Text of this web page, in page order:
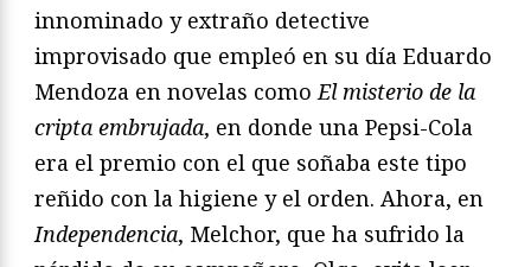
innominado y extraño detective
improvisado que empleó en su día Eduardo
Mendoza en novelas como El misterio de la
cripta embrujada, en donde una Pepsi-Cola
era el premio con el que soñaba este tipo
reñido con la higiene y el orden. Ahora, en
Independencia, Melchor, que ha sufrido la